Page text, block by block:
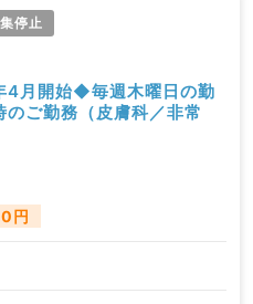
停止
4月開始◆毎週木曜日の勤
ご勤務（皮膚科／非常
円